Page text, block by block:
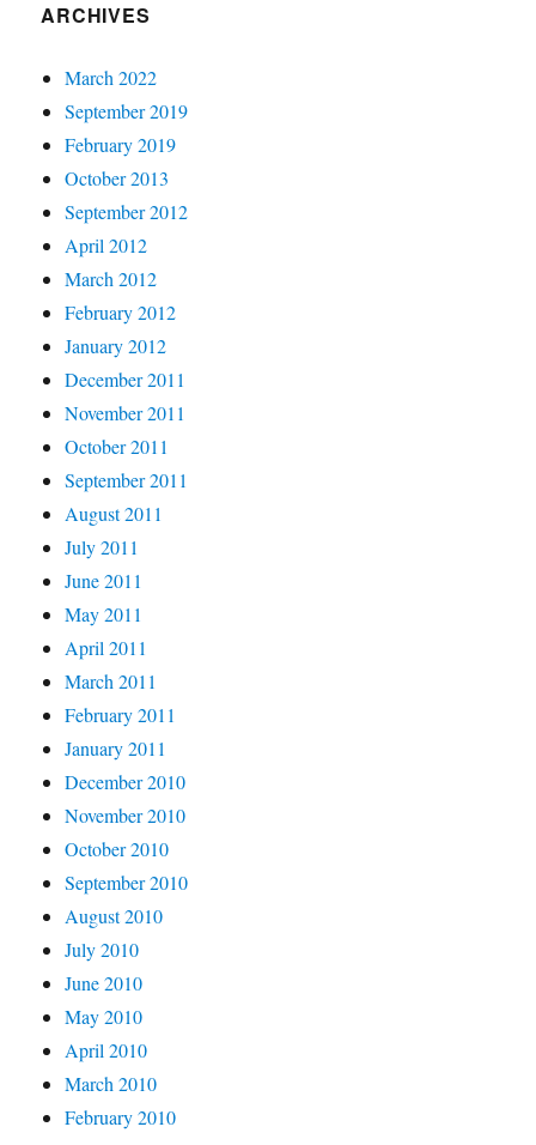
ARCHIVES
March 2022
September 2019
February 2019
October 2013
September 2012
April 2012
March 2012
February 2012
January 2012
December 2011
November 2011
October 2011
September 2011
August 2011
July 2011
June 2011
May 2011
April 2011
March 2011
February 2011
January 2011
December 2010
November 2010
October 2010
September 2010
August 2010
July 2010
June 2010
May 2010
April 2010
March 2010
February 2010